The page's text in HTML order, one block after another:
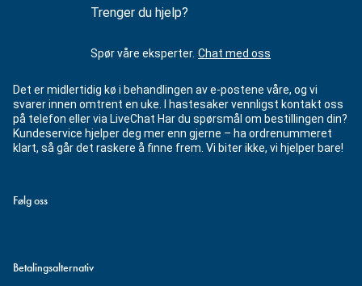
Trenger du hjelp?
Spør våre eksperter. Chat med oss
Det er midlertidig kø i behandlingen av e-postene våre, og vi
svarer innen omtrent en uke. I hastesaker vennligst kontakt oss
på telefon eller via LiveChat Har du spørsmål om bestillingen din?
Kundeservice hjelper deg mer enn gjerne – ha ordrenummeret
klart, så går det raskere å finne frem. Vi biter ikke, vi hjelper bare!
Følg oss
Betalingsalternativ